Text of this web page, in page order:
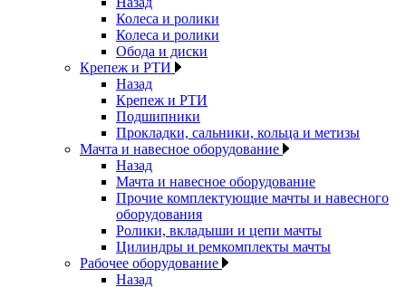
Колеса и ролики
Колеса и ролики
Обода и диски
Крепеж и РТИ
Назад
Крепеж и РТИ
Подшипники
Прокладки, сальники, кольца и метизы
Мачта и навесное оборудование
Назад
Мачта и навесное оборудование
Прочие комплектующие мачты и навесного
оборудования
Ролики, вкладыши и цепи мачты
Цилиндры и ремкомплекты мачты
Рабочее оборудование
Назад